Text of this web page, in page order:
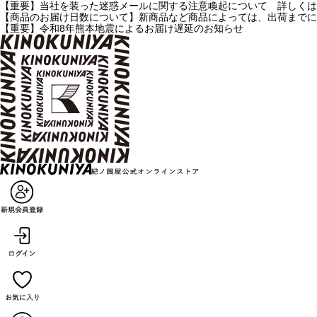
【重要】当社を装った迷惑メールに関する注意喚起について 詳しく
【商品のお届け日数について】新商品など商品によっては、出荷ま
【重要】令和8年熊本地震によるお届け遅延のお知らせ